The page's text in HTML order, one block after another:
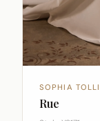
SOPHIA TOLLI
Rue